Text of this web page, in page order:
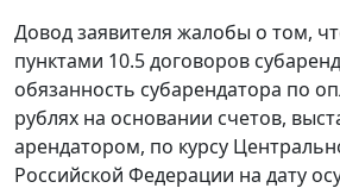
Довод заявителя жалобы о том,
пунктами 10.5 договоров
обязанность субарендатора по
рублях на основании счетов,
арендатором, по курсу
Российской Федерации на дату